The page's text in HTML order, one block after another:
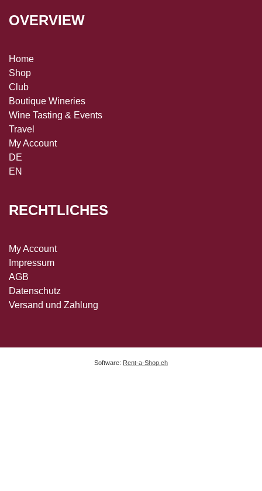
OVERVIEW
Home
Shop
Club
Boutique Wineries
Wine Tasting & Events
Travel
My Account
DE
EN
RECHTLICHES
My Account
Impressum
AGB
Datenschutz
Versand und Zahlung
Software: Rent-a-Shop.ch